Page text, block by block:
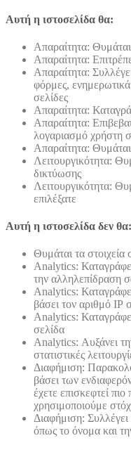
Αυτή η ιστοσελίδα θα:
Απαραίτητα:
Απαραίτητα:
Απαραίτητα:
φόρμες, ενημερωτικά
σελίδες
Απαραίτητα:
Απαραίτητα:
λογαριασμό χρήστη
Απαραίτητα:
Λειτουργικότητα:
δικτύωσης
Λειτουργικότητα:
επιλέξατε
Αυτή η ιστοσελίδα δεν θα:
Θυμάται τα στοιχεία
Analytics:
την αλληλεπίδραση
Analytics:
βάσει τον αριθμό ΙΡ
Analytics:
σελίδα
Analytics: Αυξάνει
στατιστικές
Διαφήμιση:
βάσει των
έχετε επισκεφτεί
χρησιμοποιούμε
Διαφήμιση: Συλλέγει
όπως το όνομα και